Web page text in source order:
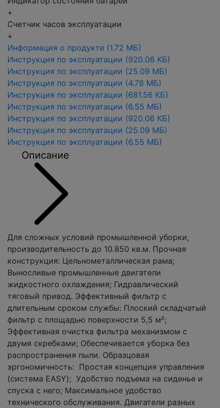
+
Счетчик часов эксплуатации
+
Информация о продукте (1.72 МБ)
Инструкция по эксплуатации (920.06 КБ)
Инструкция по эксплуатации (25.09 МБ)
Инструкция по эксплуатации (4.78 МБ)
Инструкция по эксплуатации (681.56 КБ)
Инструкция по эксплуатации (6.55 МБ)
Инструкция по эксплуатации (920.06 КБ)
Инструкция по эксплуатации (25.09 МБ)
Инструкция по эксплуатации (6.55 МБ)
Описание
Для сложных условий промышленной уборки,
производительность до 10.850 кв.м. Прочная
конструкция: Цельнометаллическая рама;
Выносливые промышленные двигатели
жидкостного охлаждения; Гидравлический
тяговый привод. Эффективный фильтр с
длительным сроком службы: Плоский складчатый
фильтр с площадью поверхности 5,5 м²;
Эффективная очистка фильтра механизмом с
двумя скребками; Обеспечивается уборка без
распространения пыли. Образцовая
эргономичность: Простая концепция управления
(система EASY); Удобство подъема на сиденье и
спуска с него; Максимальное удобство
технического обслуживания. Двигатели разных